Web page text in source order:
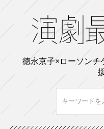
徳永京子×ローソンチ